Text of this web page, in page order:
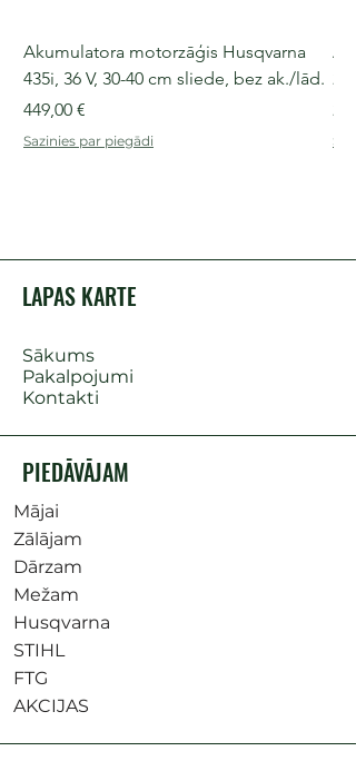
Akumulatora motorzāģis Husqvarna
435i, 36 V, 30-40 cm sliede, bez ak./lād.
Cena
449,00 €
Sazinies par piegādi
LAPAS KARTE
Sākums
Pakalpojumi
Kontakti
PIEDĀVĀJAM
Mājai
Zālājam
Dārzam
Mežam
Husqvarna
STIHL
FTG
AKCIJAS